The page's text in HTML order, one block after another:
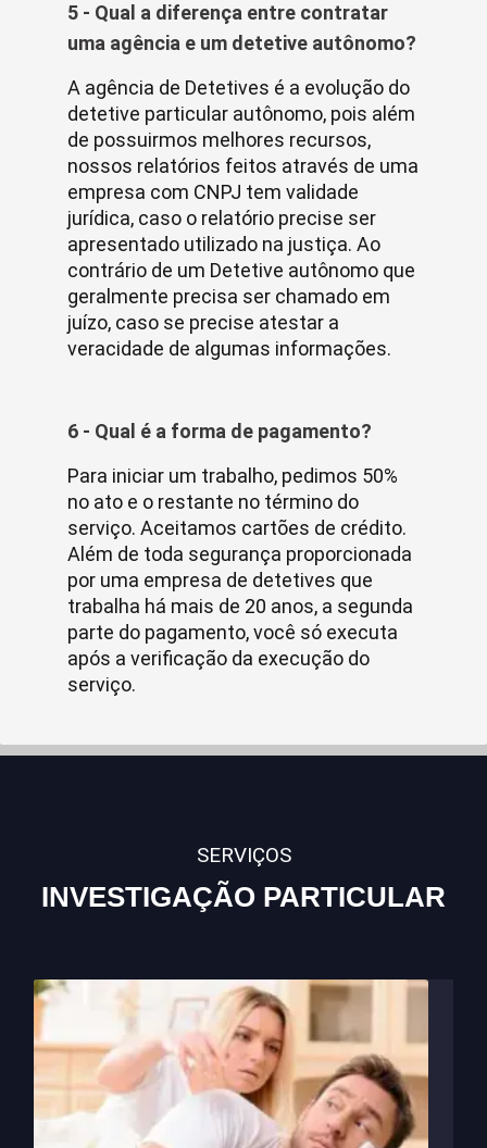
5 - Qual a diferença entre contratar
uma agência e um detetive autônomo?
A agência de Detetives é a evolução do
detetive particular autônomo, pois além
de possuirmos melhores recursos,
nossos relatórios feitos através de uma
empresa com CNPJ tem validade
jurídica, caso o relatório precise ser
apresentado utilizado na justiça. Ao
contrário de um Detetive autônomo que
geralmente precisa ser chamado em
juízo, caso se precise atestar a
veracidade de algumas informações.
6 - Qual é a forma de pagamento?
Para iniciar um trabalho, pedimos 50%
no ato e o restante no término do
serviço. Aceitamos cartões de crédito.
Além de toda segurança proporcionada
por uma empresa de detetives que
trabalha há mais de 20 anos, a segunda
parte do pagamento, você só executa
após a verificação da execução do
serviço.
SERVIÇOS
INVESTIGAÇÃO PARTICULAR